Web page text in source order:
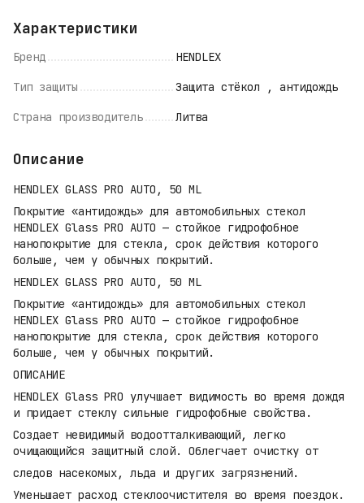
Характеристики
Бренд HENDLEX
Тип защиты Защита стёкол , антидождь
Страна производитель Литва
Описание
HENDLEX GLASS PRO AUTO, 50 ML
Покрытие «антидождь» для автомобильных стекол
HENDLEX Glass PRO AUTO — стойкое гидрофобное
нанопокрытие для стекла, срок действия которого
больше, чем у обычных покрытий.
HENDLEX GLASS PRO AUTO, 50 ML
Покрытие «антидождь» для автомобильных стекол
HENDLEX Glass PRO AUTO — стойкое гидрофобное
нанопокрытие для стекла, срок действия которого
больше, чем у обычных покрытий.
ОПИСАНИЕ
HENDLEX Glass PRO улучшает видимость во время дождя
и придает стеклу сильные гидрофобные свойства.
Создает невидимый водоотталкивающий, легко
очищающийся защитный слой. Облегчает очистку от
следов насекомых, льда и других загрязнений.
Уменьшает расход стеклоочистителя во время поездок.